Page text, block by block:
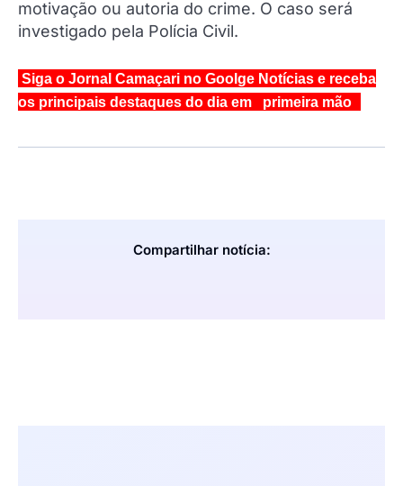
motivação ou autoria do crime. O caso será
investigado pela Polícia Civil.
Siga o Jornal Camaçari no Goolge Notícias e receba
os principais destaques do dia em primeira mão
Compartilhar notícia: